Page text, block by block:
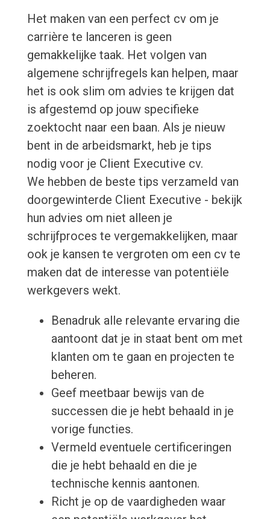
Het maken van een perfect cv om je
carrière te lanceren is geen
gemakkelijke taak. Het volgen van
algemene schrijfregels kan helpen, maar
het is ook slim om advies te krijgen dat
is afgestemd op jouw specifieke
zoektocht naar een baan. Als je nieuw
bent in de arbeidsmarkt, heb je tips
nodig voor je Client Executive cv.
We hebben de beste tips verzameld van
doorgewinterde Client Executive - bekijk
hun advies om niet alleen je
schrijfproces te vergemakkelijken, maar
ook je kansen te vergroten om een cv te
maken dat de interesse van potentiële
werkgevers wekt.
Benadruk alle relevante ervaring die
aantoont dat je in staat bent om met
klanten om te gaan en projecten te
beheren.
Geef meetbaar bewijs van de
successen die je hebt behaald in je
vorige functies.
Vermeld eventuele certificeringen
die je hebt behaald en die je
technische kennis aantonen.
Richt je op de vaardigheden waar